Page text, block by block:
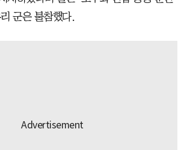
군은 불참했다.